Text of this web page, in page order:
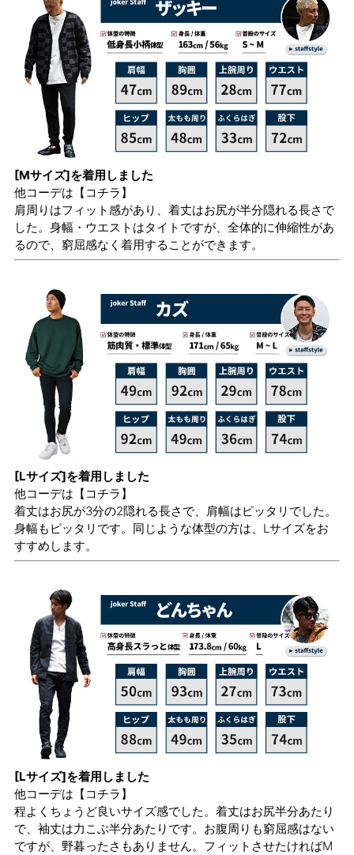
[Mサイズ]を着用しました
他コーデは 【コチラ】
肩周りはフィット感があり、着丈はお尻が半分隠れる長さで
した。身幅・ウエストはタイトですが、全体的に伸縮性があ
るので、窮屈感なく着用することができます。
[Lサイズ]を着用しました
他コーデは 【コチラ】
着丈はお尻が3分の2隠れる長さで、肩幅はピッタリでした。
身幅もピッタリです。同じような体型の方は、Lサイズをお
すすめします。
[Lサイズ]を着用しました
他コーデは 【コチラ】
程よくちょうど良いサイズ感でした。着丈はお尻半分あたり
で、袖丈は力こぶ半分あたりです。お腹周りも窮屈感はない
ですが、野暮ったさもありません。フィットさせたければM